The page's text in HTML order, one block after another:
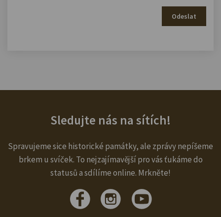
Odeslat
Sledujte nás na sítích!
Spravujeme sice historické památky, ale zprávy nepíšeme
brkem u svíček. To nejzajímavější pro vás ťukáme do
statusů a sdílíme online. Mrkněte!